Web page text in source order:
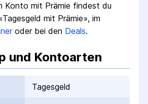
Konto mit Prämie findest du
mit Prämie», im
oder bei den Deals.
und Kontoarten
Tagesgeld